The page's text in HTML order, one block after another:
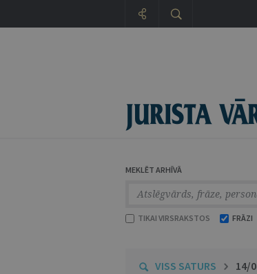
MEKLĒT ARHĪVĀ
TIKAI VIRSRAKSTOS FRĀZI
VISS SATURS 14/